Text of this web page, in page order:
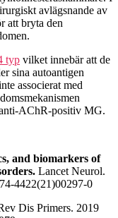
avlägsnande av
att bryta den
typ vilket innebär att de
sina autoantigen
associerat med
AChR-positiv MG.
and biomarkers of
Lancet Neurol.
4422(21)00297-0
Dis Primers. 2019